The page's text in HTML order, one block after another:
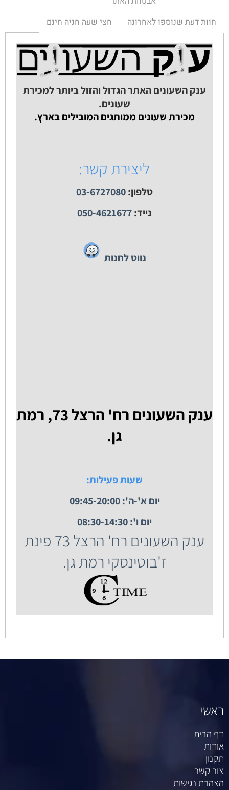
חוות דעת שנוספו לאחרונה
חצי שעה חניה חינם
ענק השעונים האתר הגדול והזול ביותר למכירת
שעונים.
מכירת שעונים ממותגים המובילים בארץ.
ליצירת קשר:
טלפון:03-6727080
נייד:050-4621677
נווט לחנות
ענק השעונים רח' הרצל 73, רמת
גן.
שעות פעילות:
יום א'-ה': 09:45-20:00
יום ו': 08:30-14:30
ענק השעונים רח' הרצל 73 פינת
ז'בוטינסקי רמת גן.
ראשי
דף הבית
אודות
תקנון
צור קשר
הצהרת נגישות